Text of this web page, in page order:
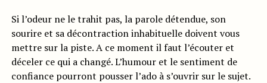
Si l’odeur ne le trahit pas, la parole détendue, son
sourire et sa décontraction inhabituelle doivent vous
mettre sur la piste. A ce moment il faut l’écouter et
déceler ce qui a changé. L’humour et le sentiment de
confiance pourront pousser l’ado à s’ouvrir sur le sujet.